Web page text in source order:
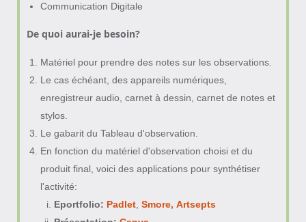
Communication Digitale
De quoi aurai-je besoin?
Matériel pour prendre des notes sur les observations.
Le cas échéant, des appareils numériques,
enregistreur audio, carnet à dessin, carnet de notes et
stylos.
Le gabarit du Tableau d'observation.
En fonction du matériel d'observation choisi et du
produit final, voici des applications pour synthétiser
l'activité:
Eportfolio: Padlet Smore, Artsepts